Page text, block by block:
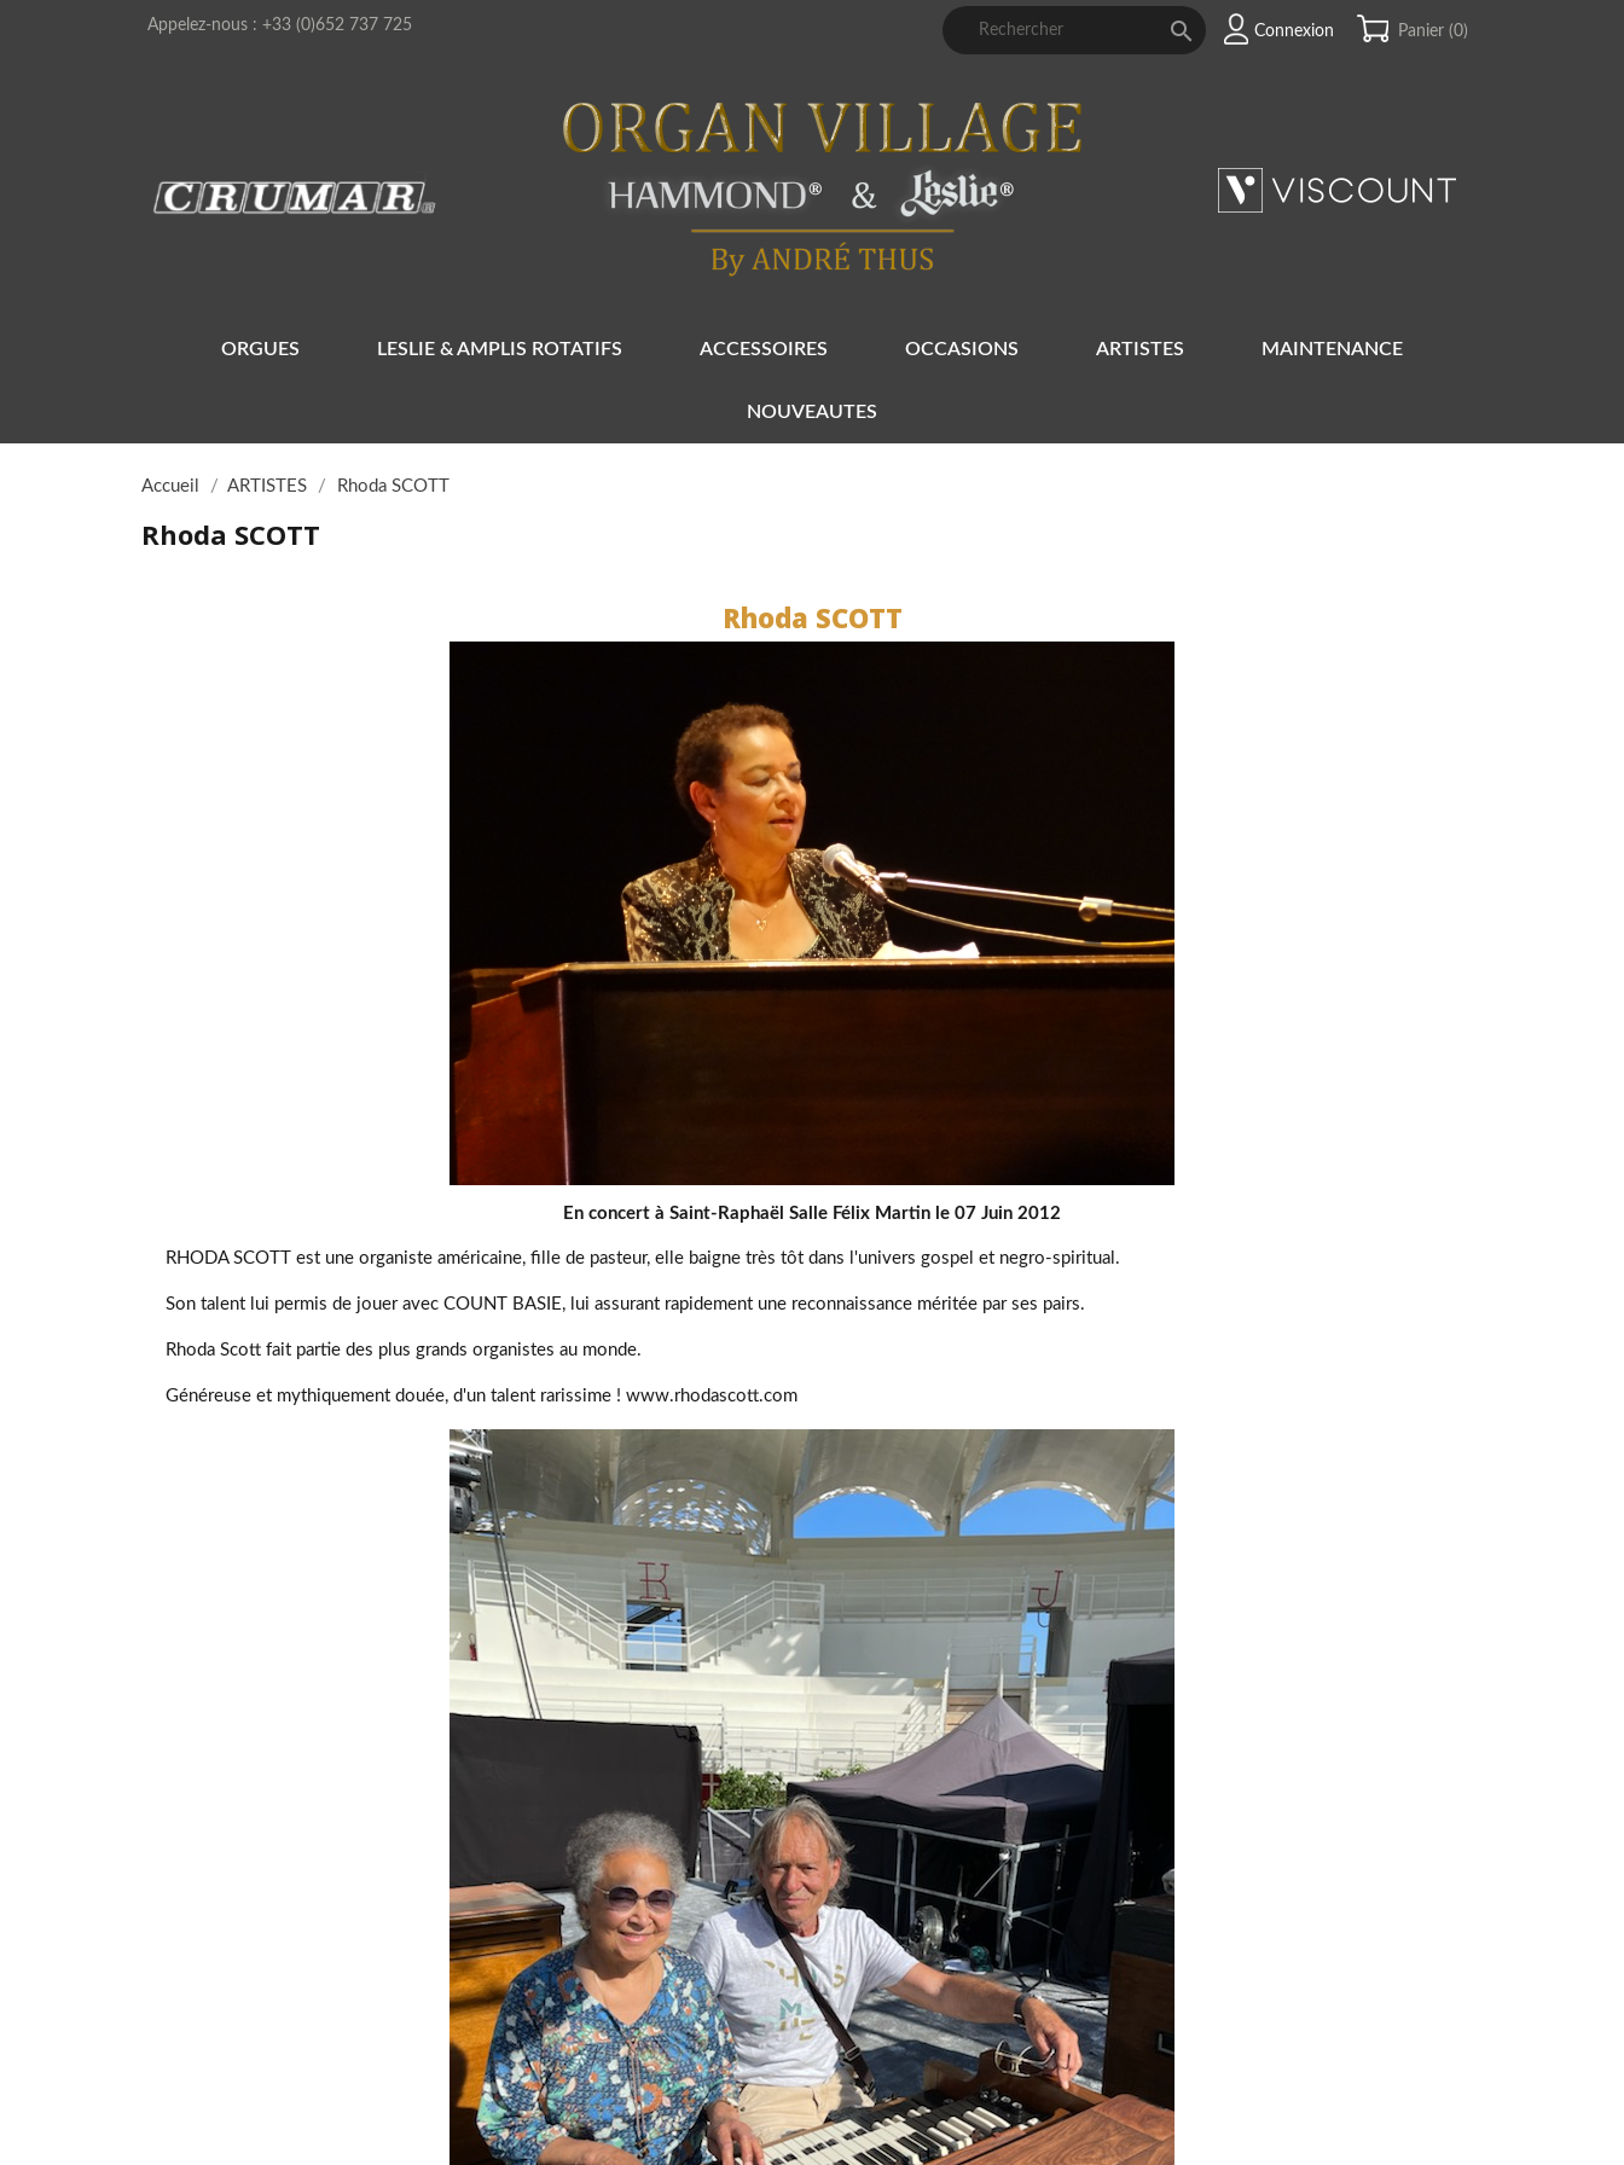
Appelez-nous : +33 (0)652 737 725  Connexion Panier (0)
ORGUES LESLIE & AMPLIS ROTATIFS ACCESSOIRES OCCASIONS ARTISTES MAINTENANCE
NOUVEAUTES
Accueil ARTISTES Rhoda SCOTT
Rhoda SCOTT
Rhoda SCOTT
En concert à Saint-Raphaël Salle Félix Martin le 07 Juin 2012
RHODA SCOTT est une organiste américaine, fille de pasteur, elle baigne très tôt dans l'univers gospel et negro-spiritual.
Son talent lui permis de jouer avec COUNT BASIE, lui assurant rapidement une reconnaissance méritée par ses pairs.
Rhoda Scott fait partie des plus grands organistes au monde.
Généreuse et mythiquement douée, d'un talent rarissime ! www.rhodascott.com